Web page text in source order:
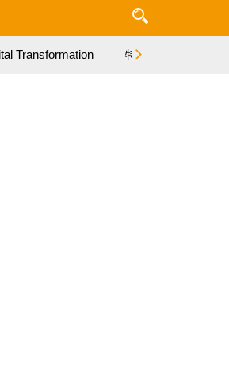
Transformation 特集